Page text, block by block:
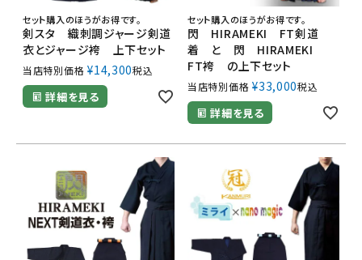
セット購入のほうがお得です。
剣スタ 織刺調ジャージ剣道
衣とジャージ袴 上下セット
当店特別価格 ¥14,300税込
詳細を見る
セット購入のほうがお得です。
閃 HIRAMEKI FT剣道
着 と 閃 HIRAMEKI
FT袴 の上下セット
当店特別価格 ¥33,000税込
詳細を見る